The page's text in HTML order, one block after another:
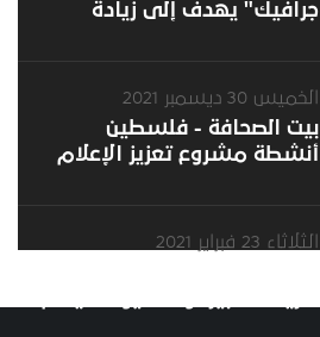
جرافيك" يهدف إلى زيادة
الخميس 30 ديسمبر 2021
بيت الصحافة - فلسطين
أنشطة مشروع تعزيز الإعلام
الثلاثاء 23 فبراير 2021